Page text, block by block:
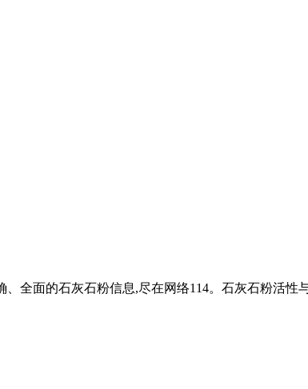
全面的石灰石粉信息,尽在网络114。石灰石粉活性